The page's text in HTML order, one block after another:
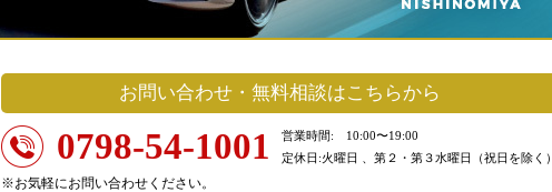
お問い合わせ・無料相談はこちらから
0798-54-1001
営業時間: 10:00〜19:00
定休日:火曜日 、第２・第３水曜日（祝日を除く）
※お気軽にお問い合わせください。